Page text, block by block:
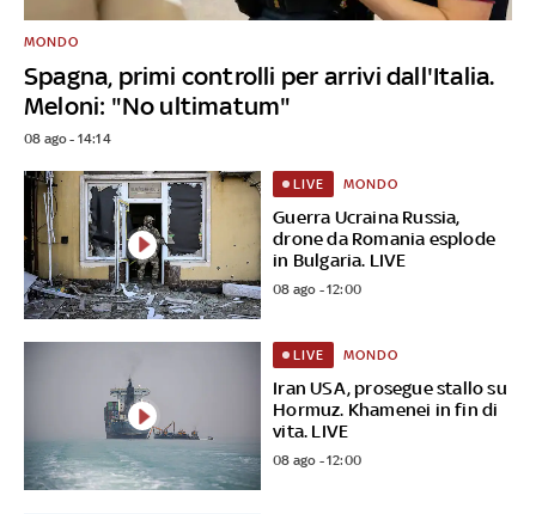
Spagna, primi controlli per arrivi dall'Italia.
Meloni: "No ultimatum"
MONDO
08 ago - 14:14
Guerra Ucraina Russia,
drone da Romania esplode
in Bulgaria. LIVE
LIVE MONDO
08 ago - 12:00
Iran USA, prosegue stallo su
Hormuz. Khamenei in fin di
vita. LIVE
LIVE MONDO
08 ago - 12:00